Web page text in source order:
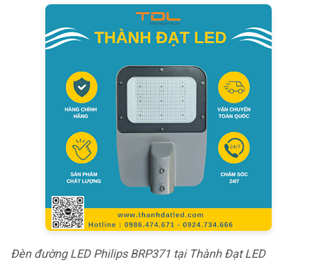
Đèn đường LED Philips BRP371 tại Thành Đạt LED